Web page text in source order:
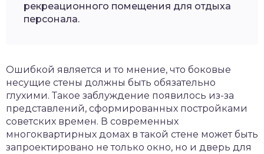
рекреационного помещения для отдыха
персонала.
Ошибкой является и то мнение, что боковые
несущие стены должны быть обязательно
глухими. Такое заблуждение появилось из-за
представлений, сформированных постройками
советских времен. В современных
многоквартирных домах в такой стене может быть
запроектировано не только окно, но и дверь для